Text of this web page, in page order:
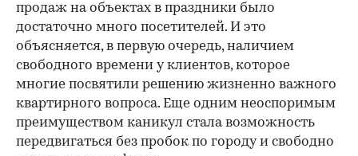
продаж на объектах в праздники было
достаточно много посетителей. И это
объясняется, в первую очередь, наличием
свободного времени у клиентов, которое
многие посвятили решению жизненно важного
квартирного вопроса. Еще одним неоспоримым
преимуществом каникул стала возможность
передвигаться без пробок по городу и свободно